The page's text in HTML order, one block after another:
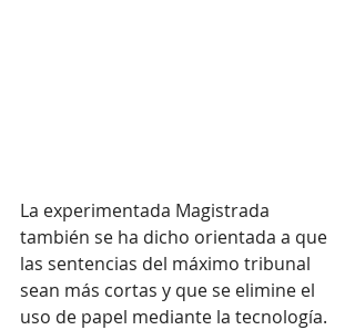
La experimentada Magistrada
también se ha dicho orientada a que
las sentencias del máximo tribunal
sean más cortas y que se elimine el
uso de papel mediante la tecnología.